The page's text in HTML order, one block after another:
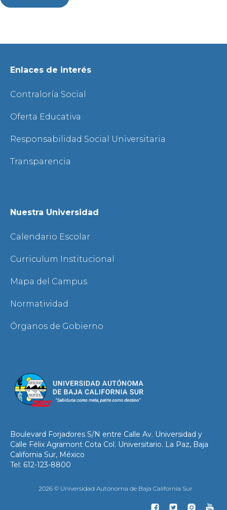
Enlaces de interés
Contraloría Social
Oferta Educativa
Responsabilidad Social Universitaria
Transparencia
Nuestra Universidad
Calendario Escolar
Curriculum Institucional
Mapa del Campus
Normatividad
Órganos de Gobierno
Boulevard Forjadores S/N entre Calle Av. Universidad y
Calle Félix Agramont Cota Col. Universitario. La Paz, Baja
California Sur, México
Tel: 612-123-8800
2026 © Universidad Autónoma de Baja California Sur